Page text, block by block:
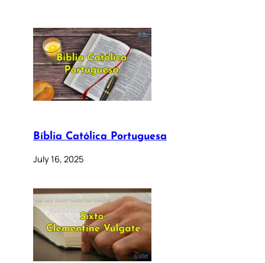
Bíblia Católica Portuguesa
July 16, 2025